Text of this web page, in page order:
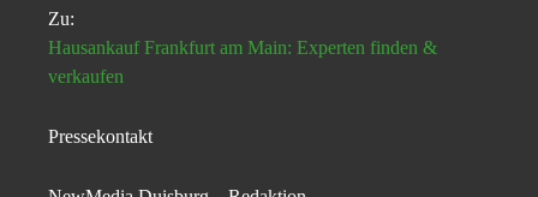
Zu:
Hausankauf Frankfurt am Main: Experten finden &
verkaufen
Pressekontakt